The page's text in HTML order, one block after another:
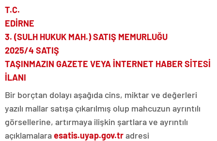
T.C.
EDİRNE
3. (SULH HUKUK MAH.) SATIŞ MEMURLUĞU
2025/4 SATIŞ
TAŞINMAZIN GAZETE VEYA İNTERNET HABER SİTESİ
İLANI
Bir borçtan dolayı aşağıda cins, miktar ve değerleri
yazılı mallar satışa çıkarılmış olup mahcuzun ayrıntılı
görsellerine, artırmaya ilişkin şartlara ve ayrıntılı
açıklamalaraesatis.uyap.gov.tradresi